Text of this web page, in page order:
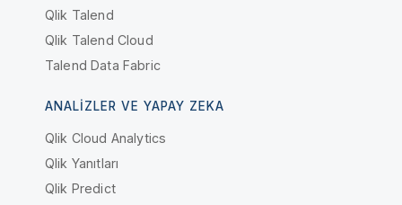
Qlik Talend
Qlik Talend Cloud
Talend Data Fabric
ANALIZLER VE YAPAY ZEKA
Qlik Cloud Analytics
Qlik Yanıtları
Qlik Predict